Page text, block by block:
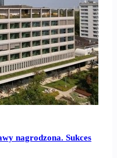
nagrodzona. Sukces